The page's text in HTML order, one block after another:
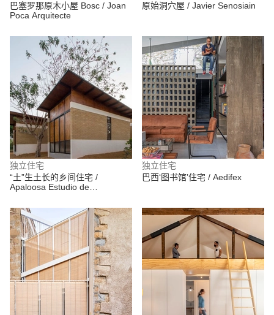
巴塞罗那原木小屋 Bosc / Joan
Poca Arquitecte
原始洞穴屋 / Javier Senosiain
独立住宅
“土”生土长的乡间住宅 /
Apaloosa Estudio de
Flores Arquitecto
独立住宅
巴西‘图书馆’住宅 / Aedifex